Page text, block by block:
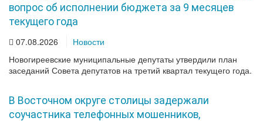
вопрос об исполнении бюджета за 9 месяцев
текущего года
07.08.2026
Новости
Новогиреевские муниципальные депутаты утвердили план
заседаний Совета депутатов на третий квартал текущего года.
В Восточном округе столицы задержали
соучастника телефонных мошенников,